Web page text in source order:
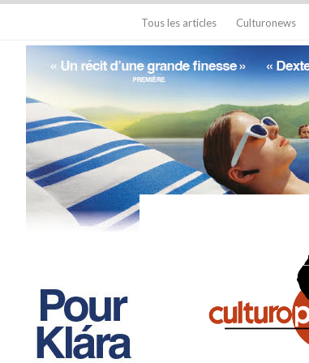
Tous les articles Culturonews